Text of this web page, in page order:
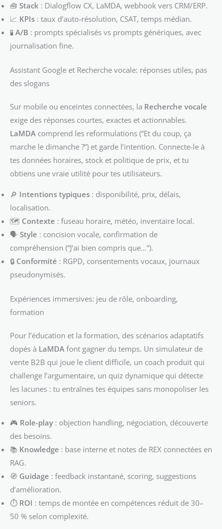
🧰 Stack : Dialogflow CX, LaMDA, webhook vers CRM/ERP.
📈 KPIs : taux d’auto-résolution, CSAT, temps médian.
🧪 A/B : prompts spécialisés vs prompts génériques, avec
journalisation fine.
Assistant Google et Recherche vocale: réponses utiles, pas
des slogans
Sur mobile ou enceintes connectées, la Recherche vocale
exige des réponses courtes, exactes et actionnables.
LaMDA comprend les reformulations (“Et du coup, ça
marche le dimanche ?”) et garde l’intention. Connecte-le à
tes données horaires, stock et politique de prix, et tu
obtiens une vraie utilité pour tes utilisateurs.
🔎 Intentions typiques : disponibilité, prix, délais,
localisation.
🗺️ Contexte : fuseau horaire, météo, inventaire local.
🗣️ Style : concision vocale, confirmation de
compréhension (“J’ai bien compris que…”).
🔒 Conformité : RGPD, consentements vocaux, journaux
pseudonymisés.
Expériences immersives: jeu de rôle, onboarding,
formation
Pour l’éducation et la formation, des scénarios adaptatifs
dopés à LaMDA font gagner du temps. Un simulateur de
vente B2B qui joue le client difficile, un coach produit qui
challenge l’argumentaire, un quiz dynamique qui détecte
les lacunes : tu entraînes tes équipes sans monopoliser les
seniors.
🎮 Role-play : objection handling, négociation, découverte
des besoins.
📚 Knowledge : base interne et notes de REX connectées en
RAG.
🧭 Guidage : feedback instantané, scoring, suggestions
d’amélioration.
⏱️ ROI : temps de montée en compétences réduit de 30–
50 % selon complexité.